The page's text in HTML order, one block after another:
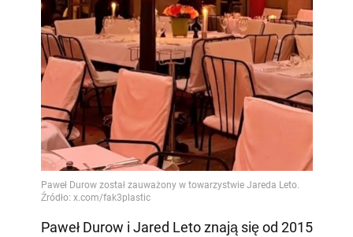
Paweł Durow i Jared Leto znają się od 2015